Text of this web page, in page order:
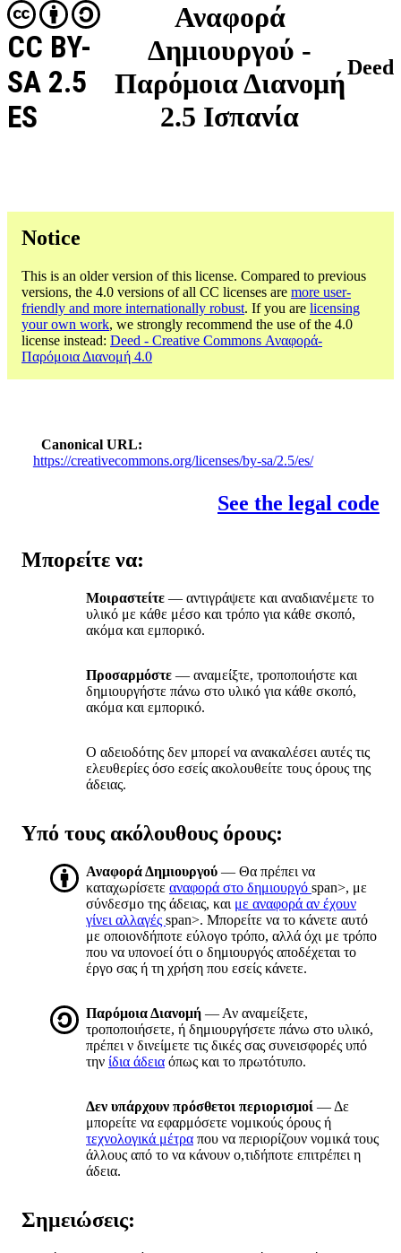
Αναφορά
Δημιουργού -
Παρόμοια Διανομή
2.5 Ισπανία
CC BY-
SA 2.5
ES
Deed
Notice
This is an older version of this license. Compared to previous
versions, the 4.0 versions of all CC licenses are more user-
friendly and more internationally robust. If you are licensing
your own work, we strongly recommend the use of the 4.0
license instead: Deed - Creative Commons Αναφορά-
Παρόμοια Διανομή 4.0
Canonical URL
https://creativecommons.org/licenses/by-sa/2.5/es/
See the legal code
Μπορείτε να:
Μοιραστείτε — αντιγράψετε και αναδιανέμετε το
υλικό με κάθε μέσο και τρόπο για κάθε σκοπό,
ακόμα και εμπορικό.
Προσαρμόστε — αναμείξτε, τροποποιήστε και
δημιουργήστε πάνω στο υλικό για κάθε σκοπό,
ακόμα και εμπορικό.
Ο αδειοδότης δεν μπορεί να ανακαλέσει αυτές τις
ελευθερίες όσο εσείς ακολουθείτε τους όρους της
άδειας.
Υπό τους ακόλουθους όρους:
Αναφορά Δημιουργού — Θα πρέπει να
καταχωρίσετε αναφορά στο δημιουργό span>, με
σύνδεσμο της άδειας, και με αναφορά αν έχουν
γίνει αλλαγές span>. Μπορείτε να το κάνετε αυτό
με οποιονδήποτε εύλογο τρόπο, αλλά όχι με τρόπο
που να υπονοεί ότι ο δημιουργός αποδέχεται το
έργο σας ή τη χρήση που εσείς κάνετε.
Παρόμοια Διανομή — Αν αναμείξετε,
τροποποιήσετε, ή δημιουργήσετε πάνω στο υλικό,
πρέπει ν δινείμετε τις δικές σας συνεισφορές υπό
την ίδια άδεια όπως και το πρωτότυπο.
Δεν υπάρχουν πρόσθετοι περιορισμοί — Δε
μπορείτε να εφαρμόσετε νομικούς όρους ή
τεχνολογικά μέτρα που να περιορίζουν νομικά τους
άλλους από το να κάνουν ο,τιδήποτε επιτρέπει η
άδεια.
Σημειώσεις: